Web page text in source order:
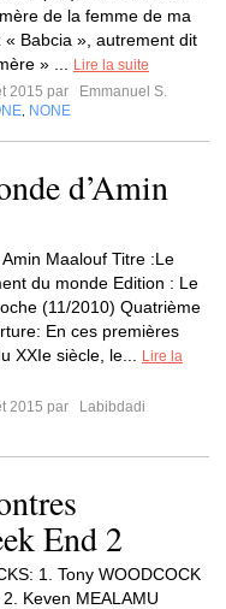
de la femme de ma
« Babcia », autrement dit
» ...
Lire la suite
2015 par
Emmanuel S.
NONE
d’Amin
Maalouf Titre :Le
du monde Edition : Le
(11/2010) Quatrième
En ces premières
XXIe siècle, le...
Lire la
2015 par
Labibdadi
End 2
1. Tony WOODCOCK
Keven MEALAMU